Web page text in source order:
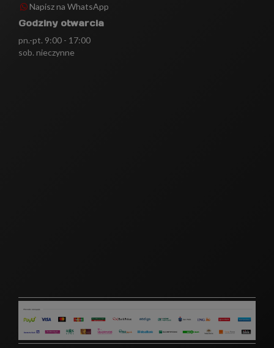
Napisz na WhatsApp
Godziny otwarcia
pn.-pt. 9:00 - 17:00
sob. nieczynne